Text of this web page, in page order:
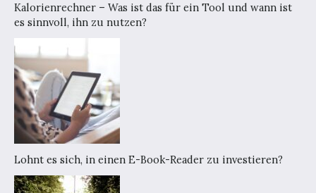
Kalorienrechner – Was ist das für ein Tool und wann ist
es sinnvoll, ihn zu nutzen?
Lohnt es sich, in einen E-Book-Reader zu investieren?